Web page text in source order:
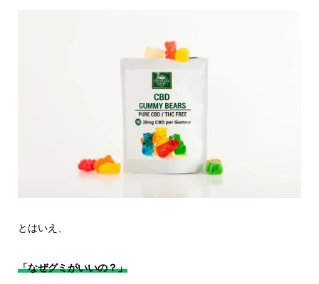
とはいえ、
「なぜグミがいいの？」